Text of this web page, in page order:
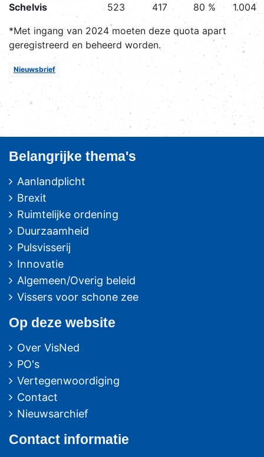
Schelvis
523 417 80 %
1.004
*Met ingang van 2024 moeten deze quota apart
geregistreerd en beheerd worden.
Nieuwsbrief
Belangrijke thema's
Aanlandplicht
Brexit
Ruimtelijke ordening
Duurzaamheid
Pulsvisserij
Innovatie
Algemeen/Overig beleid
Vissers voor schone zee
Op deze website
Over VisNed
PO's
Vertegenwoordiging
Contact
Nieuwsarchief
Contact informatie